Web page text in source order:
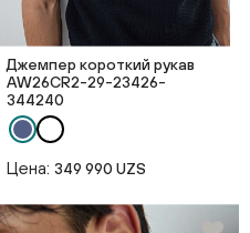
Джемпер короткий рукав
AW26CR2-29-23426-
344240
Цена: 349 990 UZS